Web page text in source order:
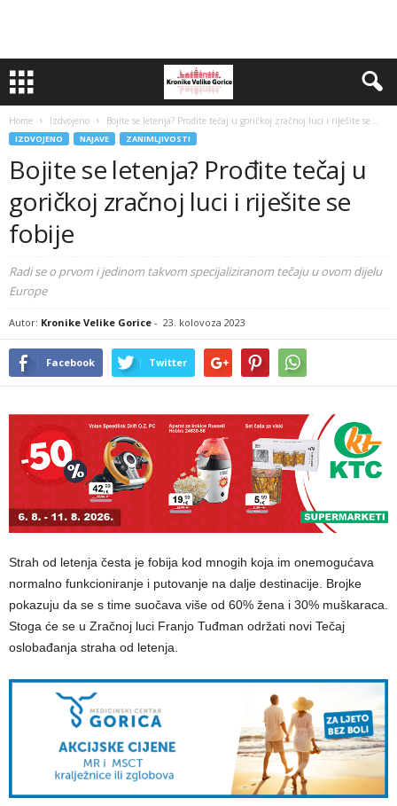
Home Izdvojeno Bojite se letenja? Prođite tečaj u goričkoj zračnoj luci i riješite se...
IZDVOJENO NAJAVE ZANIMLJIVOSTI
Bojite se letenja? Prođite tečaj u
goričkoj zračnoj luci i riješite se
fobije
Radi se o prvom i jedinom takvom specijaliziranom tečaju u ovom dijelu
Europe
Autor: Kronike Velike Gorice - 23. kolovoza 2023
Facebook Twitter
Strah od letenja česta je fobija kod mnogih koja im onemogućava
normalno funkcioniranje i putovanje na dalje destinacije. Brojke
pokazuju da se s time suočava više od 60% žena i 30% muškaraca.
Stoga će se u Zračnoj luci Franjo Tuđman održati novi Tečaj
oslobađanja straha od letenja.